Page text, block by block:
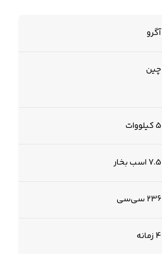
آگرو
چین
5 کیلووات
7.5 اسب بخار
236 سی‌سی
4 زمانه